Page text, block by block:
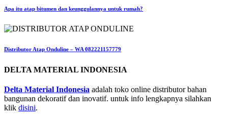
Apa itu atap bitumen dan keunggulannya untuk rumah?
Distributor Atap Onduline – WA 082221157779
DELTA MATERIAL INDONESIA
Delta Material Indonesia adalah toko online distributor bahan
bangunan dekoratif dan inovatif. untuk info lengkapnya silahkan
klik disini.